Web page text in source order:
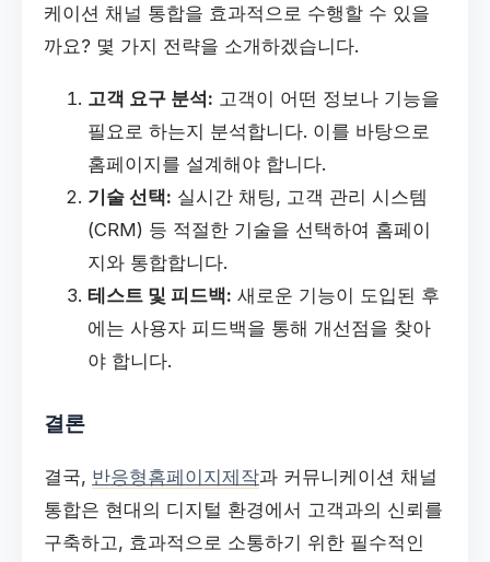
케이션 채널 통합을 효과적으로 수행할 수 있을
까요? 몇 가지 전략을 소개하겠습니다.
고객 요구 분석: 고객이 어떤 정보나 기능을
필요로 하는지 분석합니다. 이를 바탕으로
홈페이지를 설계해야 합니다.
기술 선택: 실시간 채팅, 고객 관리 시스템
(CRM) 등 적절한 기술을 선택하여 홈페이
지와 통합합니다.
테스트 및 피드백: 새로운 기능이 도입된 후
에는 사용자 피드백을 통해 개선점을 찾아
야 합니다.
결론
결국, 반응형홈페이지제작과 커뮤니케이션 채널
통합은 현대의 디지털 환경에서 고객과의 신뢰를
구축하고, 효과적으로 소통하기 위한 필수적인